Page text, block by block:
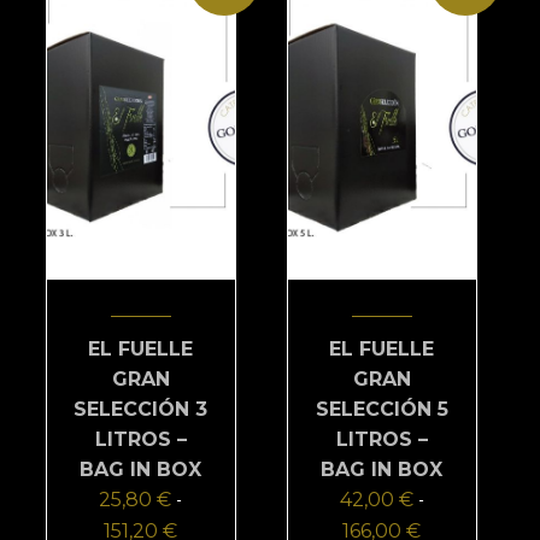
página
de
producto
pueden
elegir
la
página
producto
EL FUELLE
GRAN
SELECCIÓN 3
LITROS –
BAG IN BOX
25,80 € -
151,20 €Rango
EL FUELLE
GRAN
SELECCIÓN 5
LITROS –
BAG IN BOX
42,00 € -
166,00 €Rango